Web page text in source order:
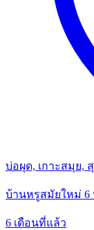
บ่อผุด, เกาะสมุย,
บ้านหรูสมัยใหม่ 6
6 เดือนที่แล้ว